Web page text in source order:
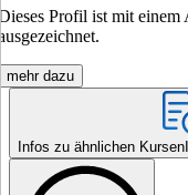
Profil ist mit
mehr dazu
Infos zu ähnlichen Kursen